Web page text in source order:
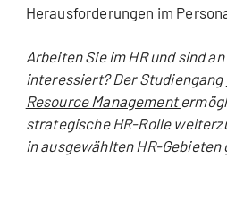
Herausforderungen im
Arbeiten Sie im HR und sind
interessiert? Der Studiengang
Resource Management
strategische HR-Rolle
in ausgewählten HR-